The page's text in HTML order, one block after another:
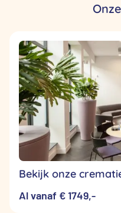
Bekijk onze
Al vanaf € 1749,-